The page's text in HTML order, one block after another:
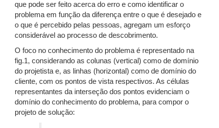
que pode ser feito acerca do erro e como identificar o
problema em função da diferença entre o que é desejado e
o que é percebido pelas pessoas, agregam um esforço
considerável ao processo de descobrimento.
O foco no conhecimento do problema é representado na
fig.1, considerando as colunas (vertical) como de domínio
do projetista e, as linhas (horizontal) como de domínio do
cliente, com os pontos de vista respectivos. As células
representantes da interseção dos pontos evidenciam o
domínio do conhecimento do problema, para compor o
projeto de solução: